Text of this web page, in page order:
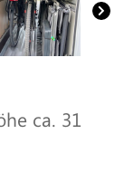
ca. 31